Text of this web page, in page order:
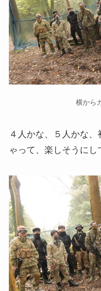
横から
４人かな、５人かな
ゃって、楽しそうにし